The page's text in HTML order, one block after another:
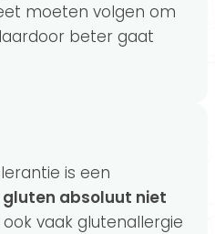
moeten volgen om
beter gaat
is een
gluten absoluut niet
ook vaak glutenallergie